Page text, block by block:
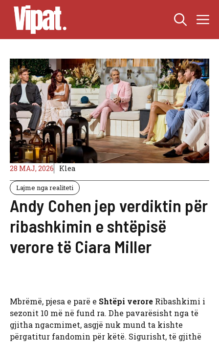
Skip
content
28 MAJ, 2026 Klea
Lajme nga realiteti
Andy Cohen jep verdiktin për
ribashkimin e shtëpisë
verore të Ciara Miller
Mbrëmë, pjesa e parë e Shtëpi verore Ribashkimi i
sezonit 10 më në fund ra. Dhe pavarësisht nga të
gjitha ngacmimet, asgjë nuk mund ta kishte
përgatitur fandomin për këtë. Sigurisht, të gjithë